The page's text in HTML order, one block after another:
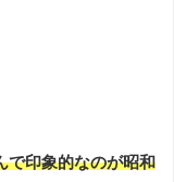
で印象的なのが昭和